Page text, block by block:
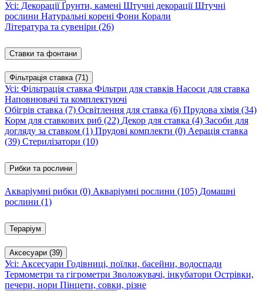
Усі: ДекораціїҐрунти, камені Штучні декораціїШтучні
рослини Натуральні корені Фони Корали
Література та сувеніри (26)
Ставки та фонтани
Фільтрація ставка (71)
Усі: Фільтрація ставка Фільтри для ставків Насоси для ставка
Наповнювачі та комплектуючі
Обігрів ставка (7) Освітлення для ставка (6) Прудова хімія (34)
Корм для ставкових риб (22) Декор для ставка (4) Засоби для
догляду за ставком (1) Прудові комплекти (0) Аерація ставка
(39) Стерилізатори (10)
Рибки та рослини
Акваріумні рибки (0) Акваріумні рослини (105) Домашні
рослини (1)
Тераріум
Аксесуари (39)
Усі: Аксесуари Годівниці, поїлки, басейни, водоспади
Термометри та гігрометри Зволожувачі, інкубатори Острівки,
печери, нори Пінцети, совки, різне